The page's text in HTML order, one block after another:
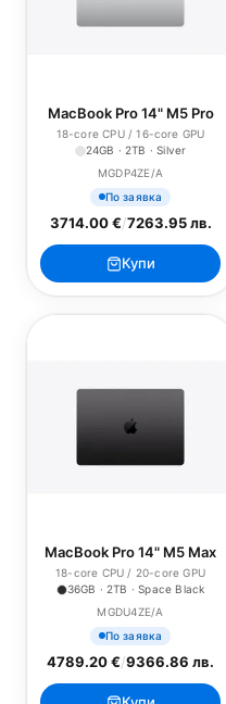
MacBook Pro 14" M5 Pro
18-core CPU / 16-core GPU
24GB · 2TB · Silver
MGDP4ZE/A
По заявка
3714.00 €/7263.95 лв.
Купи
MacBook Pro 14" M5 Max
18-core CPU / 20-core GPU
36GB · 2TB · Space Black
MGDU4ZE/A
По заявка
4789.20 €/9366.86 лв.